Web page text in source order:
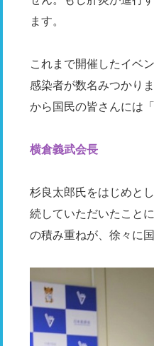
ます。
これまで開催したイベ
感染者が数名みつかり
から国民の皆さんには
横倉義武会長
杉良太郎氏をはじめと
続していただいたこと
の積み重ねが、徐々に